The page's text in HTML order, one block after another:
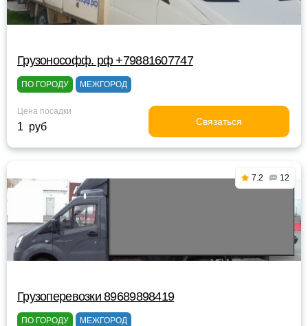
Грузонософф. рф +79881607747
ПО ГОРОДУ МЕЖГОРОД
Цена посадки
1 руб Связаться
7.2 12
Грузоперевозки 89689898419
ПО ГОРОДУ МЕЖГОРОД